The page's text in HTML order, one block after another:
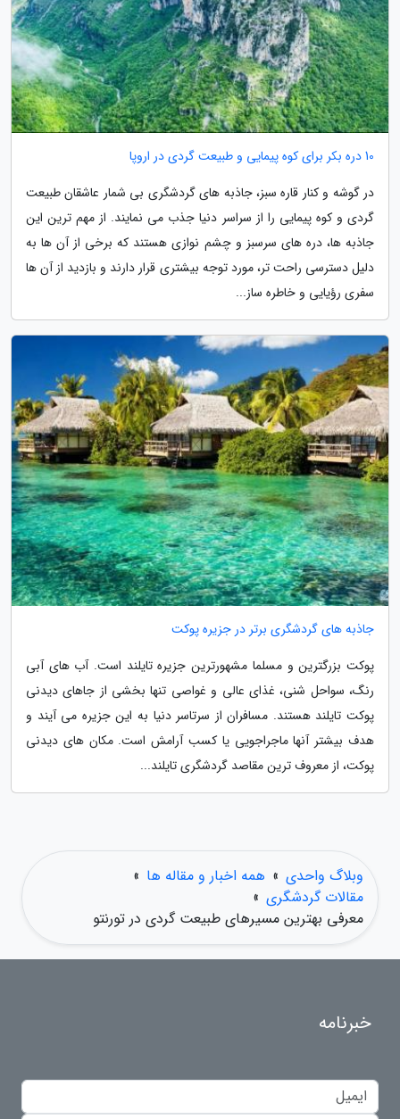
10 دره بکر برای کوه پیمایی و طبیعت گردی در اروپا
در گوشه و کنار قاره سبز، جاذبه های گردشگری بی شمار عاشقان طبیعت
گردی و کوه پیمایی را از سراسر دنیا جذب می نمایند. از مهم ترین این
جاذبه ها، دره های سرسبز و چشم نوازی هستند که برخی از آن ها به
دلیل دسترسی راحت تر، مورد توجه بیشتری قرار دارند و بازدید از آن ها
سفری رؤیایی و خاطره ساز...
جاذبه های گردشگری برتر در جزیره پوکت
پوکت بزرگترین و مسلما مشهورترین جزیره تایلند است. آب های آبی
رنگ، سواحل شنی، غذای عالی و غواصی تنها بخشی از جاهای دیدنی
پوکت تایلند هستند. مسافران از سرتاسر دنیا به این جزیره می آیند و
هدف بیشتر آنها ماجراجویی یا کسب آرامش است. مکان های دیدنی
پوکت، از معروف ترین مقاصد گردشگری تایلند...
وبلاگ واحدی » همه اخبار و مقاله ها »
مقالات گردشگری »
معرفی بهترین مسیرهای طبیعت گردی در تورنتو
خبرنامه